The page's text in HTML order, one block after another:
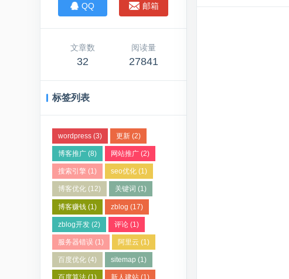
QQ 邮箱
文章数
32
阅读量
27841
标签列表
wordpress(3) 更新(2)
博客推广(8) 网站推广(2)
搜索引擎(1) seo优化(1)
博客优化(12) 关键词 (1)
博客赚钱(1) zblog (17)
zblog开发(2) 评论(1)
服务器错误(1) 阿里云 (1)
百度优化(4) sitemap (1)